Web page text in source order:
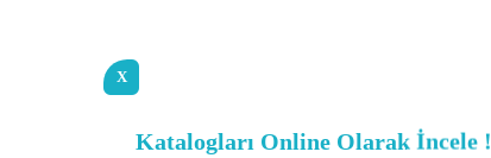
X
Katalogları Online Olarak İncele !